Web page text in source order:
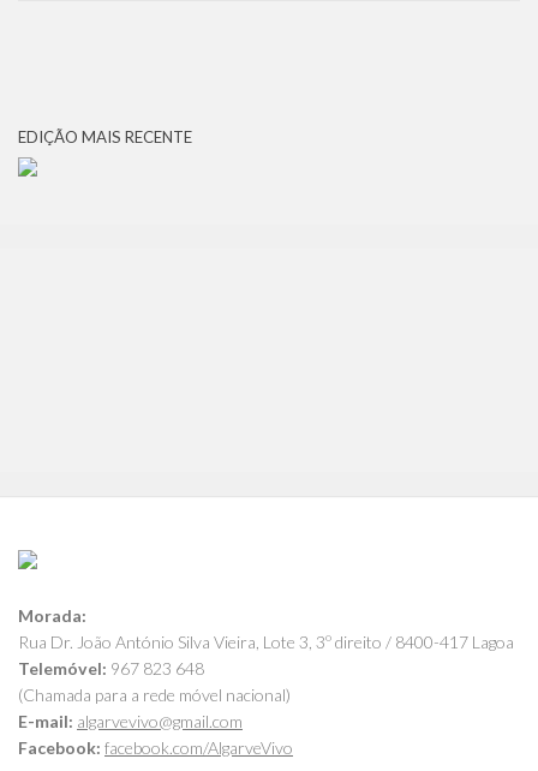
EDIÇÃO MAIS RECENTE
Morada:
Rua Dr. João António Silva Vieira, Lote 3, 3º direito / 8400-417 Lagoa
Telemóvel: 967 823 648
(Chamada para a rede móvel nacional)
E-mail: algarvevivo@gmail.com
Facebook: facebook.com/AlgarveVivo